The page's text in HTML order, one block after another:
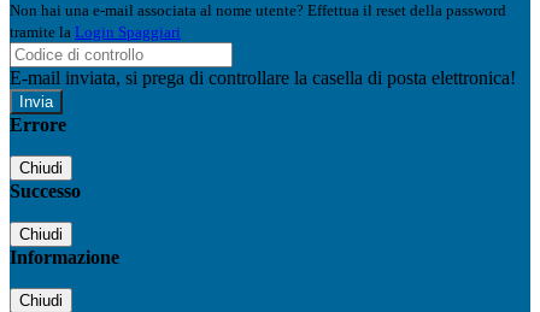
Non hai una e-mail associata al nome utente? Effettua il reset della password
tramite la Login Spaggiari
E-mail inviata, si prega di controllare la casella di posta elettronica!
Errore
Chiudi
Successo
Chiudi
Informazione
Chiudi